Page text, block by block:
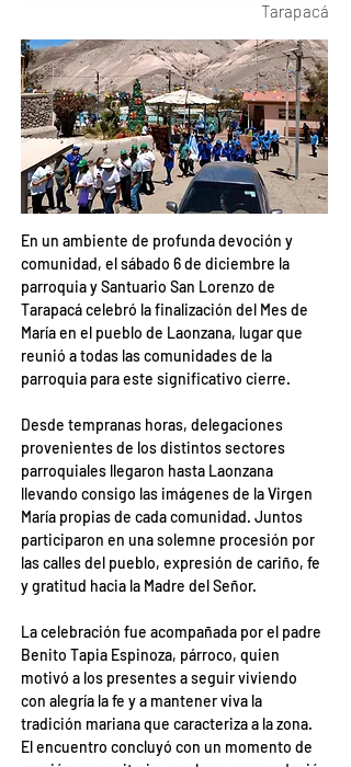
Tarapacá
En un ambiente de profunda devoción y
comunidad, el sábado 6 de diciembre la
parroquia y Santuario San Lorenzo de
Tarapacá celebró la finalización del Mes de
María en el pueblo de Laonzana, lugar que
reunió a todas las comunidades de la
parroquia para este significativo cierre.
Desde tempranas horas, delegaciones
provenientes de los distintos sectores
parroquiales llegaron hasta Laonzana
llevando consigo las imágenes de la Virgen
María propias de cada comunidad. Juntos
participaron en una solemne procesión por
las calles del pueblo, expresión de cariño, fe
y gratitud hacia la Madre del Señor.
La celebración fue acompañada por el padre
Benito Tapia Espinoza, párroco, quien
motivó a los presentes a seguir viviendo
con alegría la fe y a mantener viva la
tradición mariana que caracteriza a la zona.
El encuentro concluyó con un momento de